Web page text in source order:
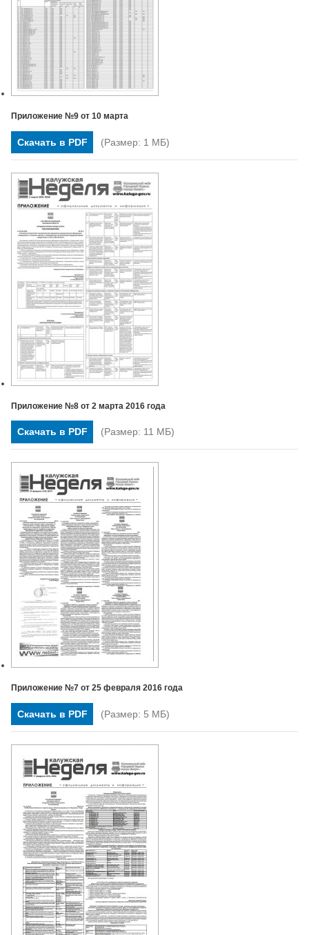
Приложение №9 от 10 марта
Скачать в PDF (Размер: 1 МБ)
Приложение №8 от 2 марта 2016 года
Скачать в PDF (Размер: 11 МБ)
Приложение №7 от 25 февраля 2016 года
Скачать в PDF (Размер: 5 МБ)